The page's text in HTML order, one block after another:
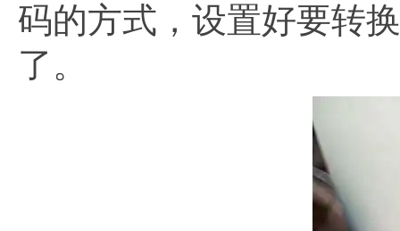
码的方式，设置好要转
了。